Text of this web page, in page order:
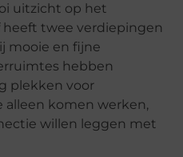
uitzicht op het
twee verdiepingen
mooie en fijne
hebben
plekken voor
alleen komen werken,
willen leggen met